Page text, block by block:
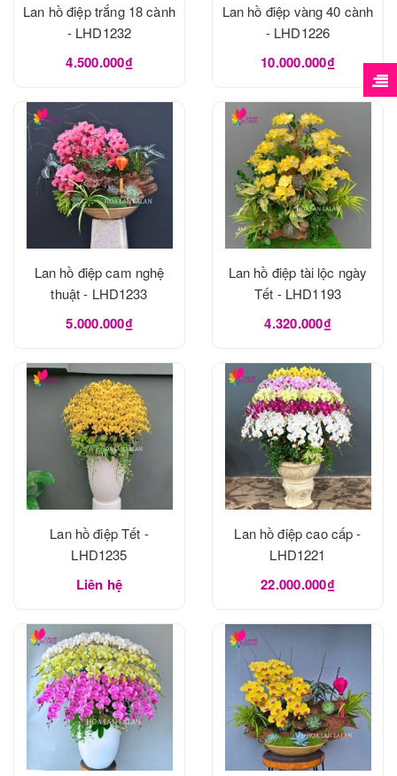
Lan hồ điệp trắng 18 cành
- LHD1232
4.500.000₫
Lan hồ điệp vàng 40 cành
- LHD1226
10.000.000₫
Lan hồ điệp cam nghệ
thuật - LHD1233
5.000.000₫
Lan hồ điệp tài lộc ngày
Tết - LHD1193
4.320.000₫
Lan hồ điệp Tết -
LHD1235
Liên hệ
Lan hồ điệp cao cấp -
LHD1221
22.000.000₫